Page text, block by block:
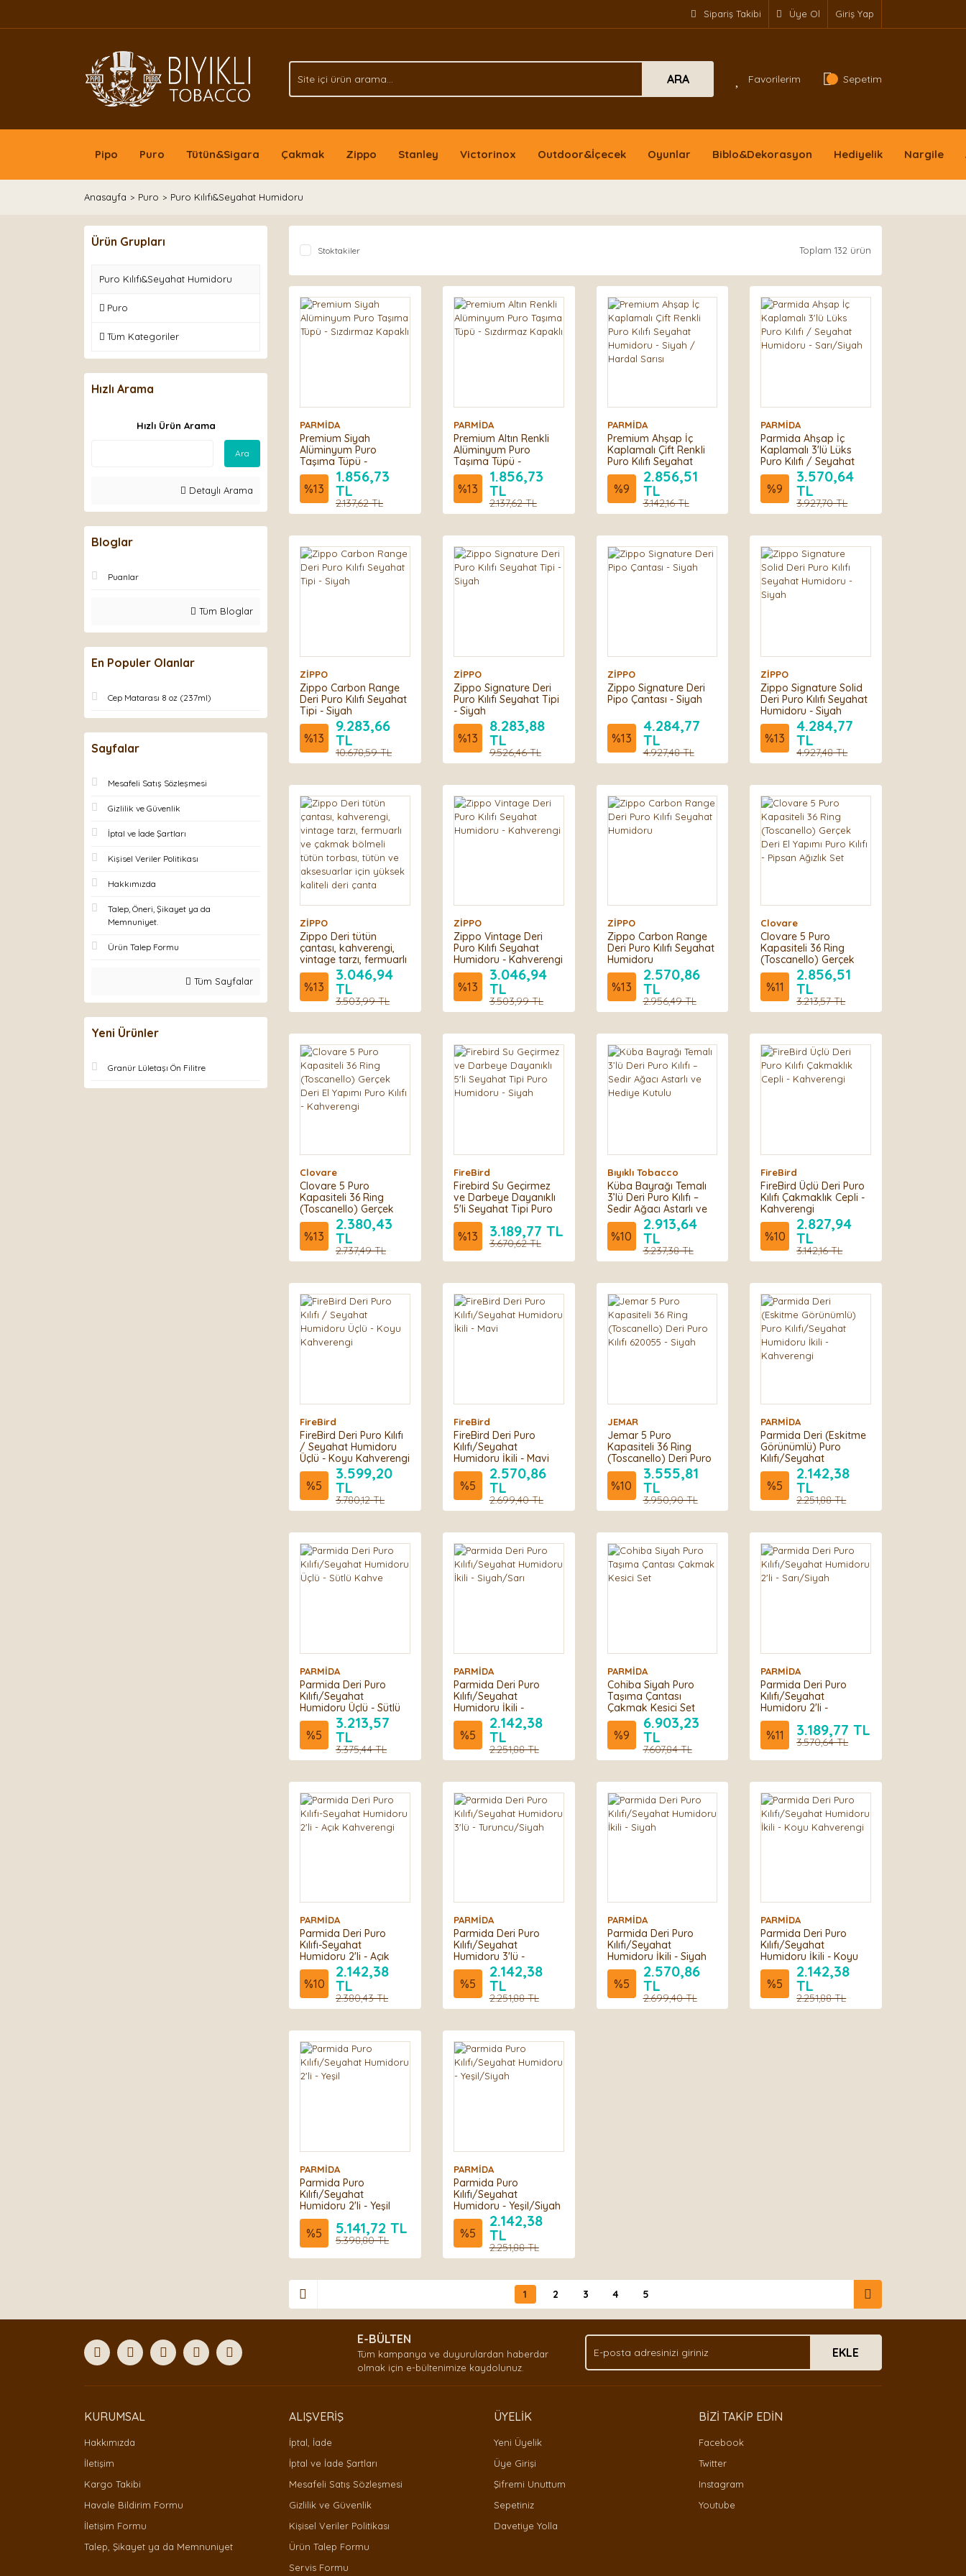
Sipariş Takibi Üye Ol Giriş Yap
ARA Favorilerim Sepetim
Pipo Puro Tütün&Sigara Çakmak Zippo Stanley Victorinox Outdoor&İçecek Oyunlar Biblo&Dekorasyon Hediyelik Nargile
Anasayfa Puro Puro Kılıfı&Seyahat Humidoru
Ürün Grupları
Puro Kılıfı&Seyahat Humidoru
Puro
Tüm Kategoriler
Hızlı Arama
Hızlı Ürün Arama
Ara
Detaylı Arama
Bloglar
Puanlar
Tüm Bloglar
En Populer Olanlar
Cep Matarası 8 oz (237ml)
Sayfalar
Mesafeli Satış Sözleşmesi
Gizlilik ve Güvenlik
İptal ve İade Şartları
Kişisel Veriler Politikası
Hakkımızda
Talep, Öneri, Şikayet ya da
Memnuniyet.
Ürün Talep Formu
Tüm Sayfalar
Yeni Ürünler
Granür Lületaşı Ön Filitre
Stoktakiler Toplam 132 ürün
PARMİDA
Premium Siyah
Alüminyum Puro
Taşıma Tüpü -
Sızdırmaz Kapaklı
%13
1.856,73
TL
2.137,62 TL
PARMİDA
Premium Altın Renkli
Alüminyum Puro
Taşıma Tüpü -
Sızdırmaz Kapaklı
%13
1.856,73
TL
2.137,62 TL
PARMİDA
Premium Ahşap İç
Kaplamalı Çift Renkli
Puro Kılıfı Seyahat
Humidoru - Siyah /
Hardal Sarısı
%9
2.856,51
TL
3.142,16 TL
PARMİDA
Parmida Ahşap İç
Kaplamalı 3'lü Lüks
Puro Kılıfı / Seyahat
Humidoru - Sarı/Siyah
%9
3.570,64
TL
3.927,70 TL
ZİPPO
Zippo Carbon Range
Deri Puro Kılıfı Seyahat
Tipi - Siyah
%13
9.283,66
TL
10.678,59 TL
ZİPPO
Zippo Signature Deri
Puro Kılıfı Seyahat Tipi
- Siyah
%13
8.283,88
TL
9.526,46 TL
ZİPPO
Zippo Signature Deri
Pipo Çantası - Siyah
%13
4.284,77
TL
4.927,48 TL
ZİPPO
Zippo Signature Solid
Deri Puro Kılıfı Seyahat
Humidoru - Siyah
%13
4.284,77
TL
4.927,48 TL
ZİPPO
Zippo Deri tütün
çantası, kahverengi,
vintage tarzı, fermuarlı
ve çakmak bölmeli
tütün torbası, tütün ve
aksesuarlar için
yüksek kaliteli deri
%13
3.046,94
TL
3.503,99 TL
ZİPPO
Zippo Vintage Deri
Puro Kılıfı Seyahat
Humidoru - Kahverengi
%13
3.046,94
TL
3.503,99 TL
ZİPPO
Zippo Carbon Range
Deri Puro Kılıfı Seyahat
Humidoru
%13
2.570,86
TL
2.956,49 TL
Clovare
Clovare 5 Puro
Kapasiteli 36 Ring
(Toscanello) Gerçek
Deri El Yapımı Puro
Kılıfı - Pipsan Ağızlık
Set
%11
2.856,51
TL
3.213,57 TL
Clovare
Clovare 5 Puro
Kapasiteli 36 Ring
(Toscanello) Gerçek
Deri El Yapımı Puro
Kılıfı - Kahverengi
%13
2.380,43
TL
2.737,49 TL
FireBird
Firebird Su Geçirmez
ve Darbeye Dayanıklı
5'li Seyahat Tipi Puro
Humidoru - Siyah
%13 3.189,77 TL
3.670,62 TL
Bıyıklı Tobacco
Küba Bayrağı Temalı
3’lü Deri Puro Kılıfı –
Sedir Ağacı Astarlı ve
Hediye Kutulu
%10
2.913,64
TL
3.237,38 TL
FireBird
FireBird Üçlü Deri Puro
Kılıfı Çakmaklık Cepli -
Kahverengi
%10
2.827,94
TL
3.142,16 TL
FireBird
FireBird Deri Puro Kılıfı
/ Seyahat Humidoru
Üçlü - Koyu Kahverengi
%5
3.599,20
TL
3.780,12 TL
FireBird
FireBird Deri Puro
Kılıfı/Seyahat
Humidoru İkili - Mavi
%5
2.570,86
TL
2.699,40 TL
JEMAR
Jemar 5 Puro
Kapasiteli 36 Ring
(Toscanello) Deri Puro
Kılıfı 620055 - Siyah
%10
3.555,81
TL
3.950,90 TL
PARMİDA
Parmida Deri (Eskitme
Görünümlü) Puro
Kılıfı/Seyahat
Humidoru İkili -
Kahverengi
%5
2.142,38
TL
2.251,88 TL
PARMİDA
Parmida Deri Puro
Kılıfı/Seyahat
Humidoru Üçlü - Sütlü
Kahve
%5
3.213,57
TL
3.375,44 TL
PARMİDA
Parmida Deri Puro
Kılıfı/Seyahat
Humidoru İkili -
Siyah/Sarı
%5
2.142,38
TL
2.251,88 TL
PARMİDA
Cohiba Siyah Puro
Taşıma Çantası
Çakmak Kesici Set
%9
6.903,23
TL
7.607,84 TL
PARMİDA
Parmida Deri Puro
Kılıfı/Seyahat
Humidoru 2'li -
Sarı/Siyah
%11 3.189,77 TL
3.570,64 TL
PARMİDA
Parmida Deri Puro
Kılıfı-Seyahat
Humidoru 2'li - Açık
Kahverengi
%10
2.142,38
TL
2.380,43 TL
PARMİDA
Parmida Deri Puro
Kılıfı/Seyahat
Humidoru 3'lü -
Turuncu/Siyah
%5
2.142,38
TL
2.251,88 TL
PARMİDA
Parmida Deri Puro
Kılıfı/Seyahat
Humidoru İkili - Siyah
%5
2.570,86
TL
2.699,40 TL
PARMİDA
Parmida Deri Puro
Kılıfı/Seyahat
Humidoru İkili - Koyu
Kahverengi
%5
2.142,38
TL
2.251,88 TL
PARMİDA
Parmida Puro
Kılıfı/Seyahat
Humidoru 2'li - Yeşil
%5 5.141,72 TL
5.398,80 TL
PARMİDA
Parmida Puro
Kılıfı/Seyahat
Humidoru - Yeşil/Siyah
%5
2.142,38
TL
2.251,88 TL
1 2 3 4 5
E-BÜLTEN
Tüm kampanya ve duyurulardan haberdar
olmak için e-bültenimize kaydolunuz.
EKLE
KURUMSAL
Hakkımızda
İletişim
Kargo Takibi
Havale Bildirim Formu
İletişim Formu
Talep, Şikayet ya da Memnuniyet
ALIŞVERİŞ
İptal, İade
İptal ve İade Şartları
Mesafeli Satış Sözleşmesi
Gizlilik ve Güvenlik
Kişisel Veriler Politikası
Ürün Talep Formu
Servis Formu
ÜYELİK
Yeni Üyelik
Üye Girişi
Şifremi Unuttum
Sepetiniz
Davetiye Yolla
BİZİ TAKİP EDİN
Facebook
Twitter
Instagram
Youtube